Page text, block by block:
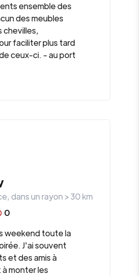
ensemble des
des meubles
chevilles,
faciliter plus tard
ceux-ci. - au port
, dans un rayon >30km
0
weekend toute la
J'ai souvent
et des amis à
monter les